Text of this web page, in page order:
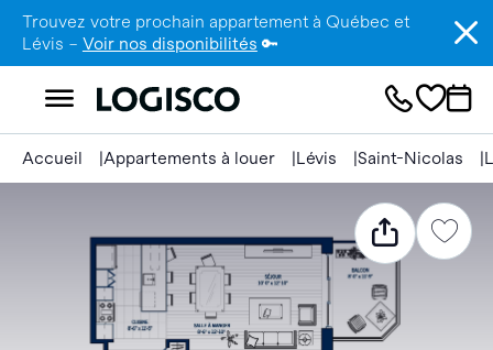
Trouvez votre prochain appartement à Québec et
Lévis – Voir nos disponibilités 🔑
Accueil Appartements à louer Lévis Saint-Nicolas